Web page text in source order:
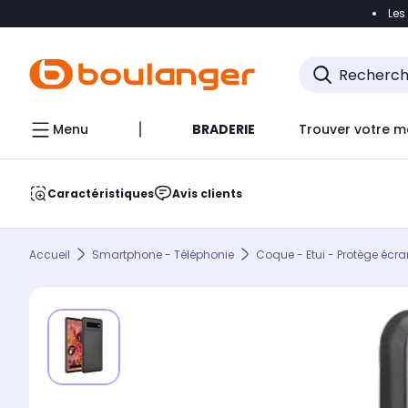
Accéder
Menu BRADERIE Trouver votre
Caractéristiques Avis clients
Accueil Smartphone - Téléphonie Coque - Etui - Protège